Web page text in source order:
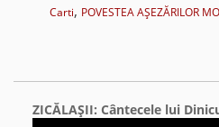
Carti, POVESTEA AŞEZĂRILOR
ZICĂLAŞII: Cântecele lui